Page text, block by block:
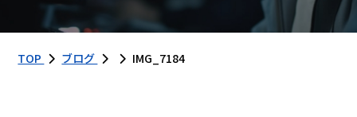
TOP ブログ IMG_7184